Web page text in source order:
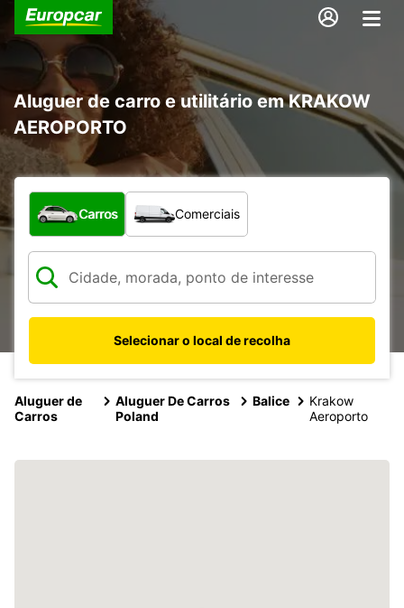
Aluguer de carro e utilitário em KRAKOW
AEROPORTO
Que tipo de veículo pretende?
Carros Comerciais
Selecionar o local de recolha
Aluguer de
Carros
Aluguer De Carros
Poland
Balice
Krakow
Aeroporto